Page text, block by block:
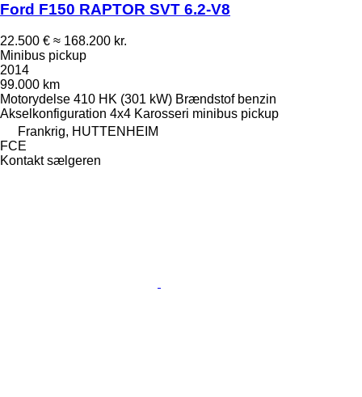
Ford F150 RAPTOR SVT 6.2-V8
22.500 € ≈ 168.200 kr.
Minibus pickup
2014
99.000 km
Motorydelse 410 HK (301 kW) Brændstof benzin
Akselkonfiguration 4x4 Karosseri minibus pickup
Frankrig, HUTTENHEIM
FCE
Kontakt sælgeren